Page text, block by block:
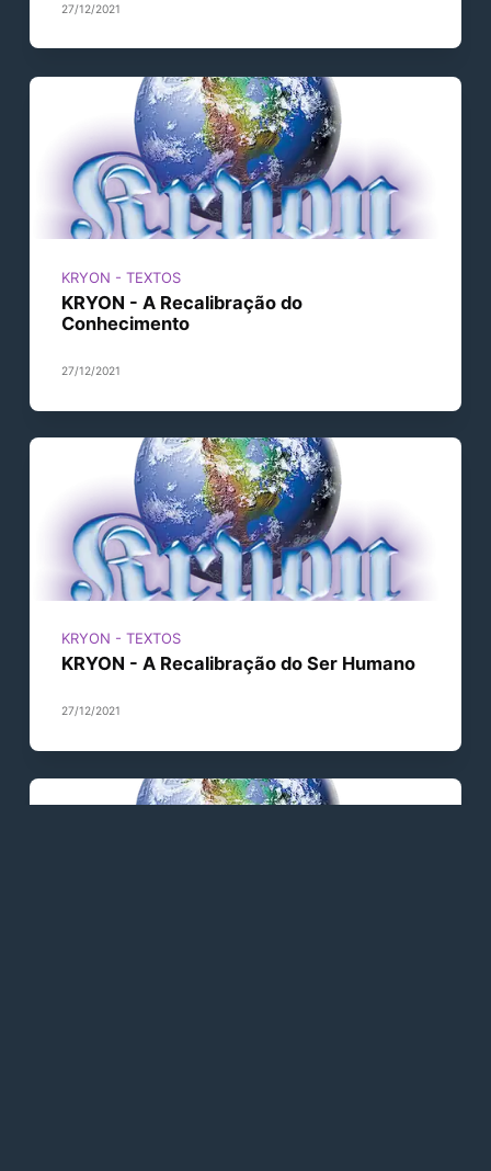
27/12/2021
KRYON - TEXTOS
KRYON - A Recalibração do
Conhecimento
27/12/2021
KRYON - TEXTOS
KRYON - A Recalibração do Ser Humano
27/12/2021